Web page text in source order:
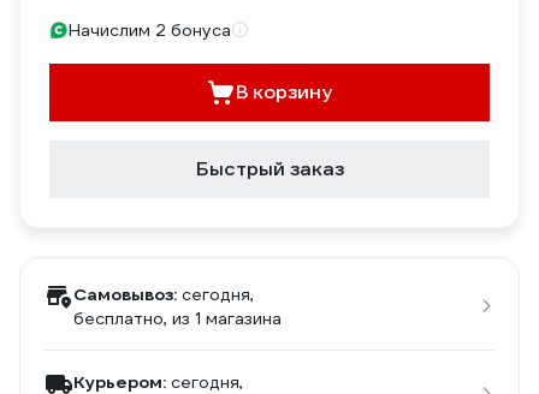
Начислим 2 бонуса
В корзину
Быстрый заказ
Самовывоз: сегодня,
бесплатно, из 1 магазина
Курьером: сегодня,